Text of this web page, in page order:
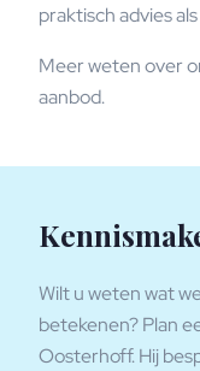
praktisch advies
Meer weten over
aanbod.
Wilt u weten wat
betekenen? Plan
Oosterhoff. Hij